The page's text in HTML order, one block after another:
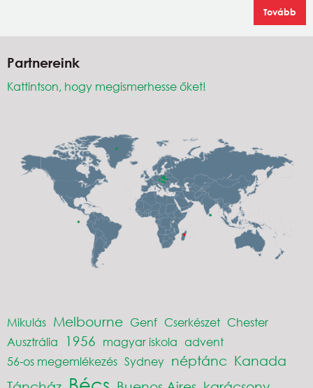
Tovább
Partnereink
Kattintson, hogy megismerhesse őket!
Mikulás Melbourne Genf Cserkészet Chester
Ausztrália
1956 magyar iskola advent
56-os megemlékezés Sydney néptánc Kanada